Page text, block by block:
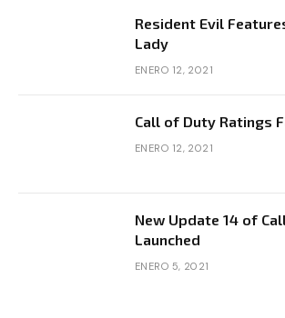
Resident Evil
Lady
ENERO 12, 2021
Call of Duty Ratings
ENERO 12, 2021
New Update 14 of
Launched
ENERO 5, 2021